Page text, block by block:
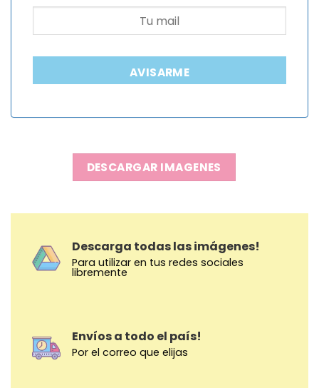
AVISARME
DESCARGAR IMAGENES
Descarga todas las imágenes!
Para utilizar en tus redes sociales
libremente
Envíos a todo el país!
Por el correo que elijas